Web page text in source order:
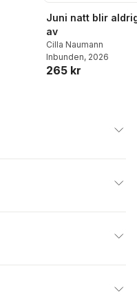
Juni natt blir
av
Cilla Naumann
Inbunden, 2026
265 kr